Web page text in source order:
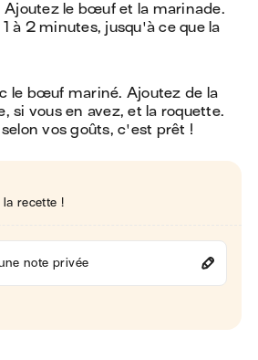
Ajoutez le bœuf et la marinade.
à 2 minutes, jusqu'à ce que la
le bœuf mariné. Ajoutez de la
si vous en avez, et la roquette.
vos goûts, c'est prêt !
recette !
note privée